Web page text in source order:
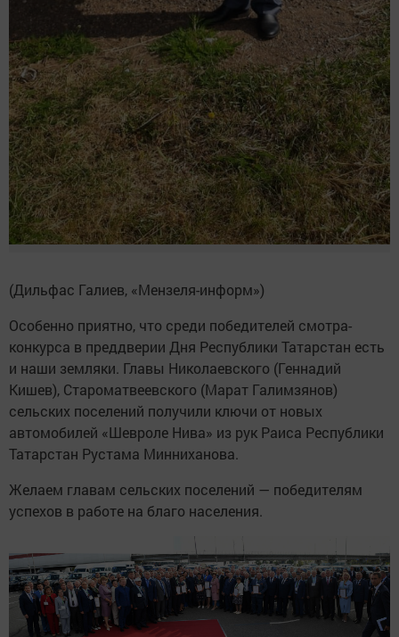
(Дильфас Галиев, «Мензеля-информ»)
Особенно приятно, что среди победителей смотра-
конкурса в преддверии Дня Республики Татарстан есть
и наши земляки. Главы Николаевского (Геннадий
Кишев), Староматвеевского (Марат Галимзянов)
сельских поселений получили ключи от новых
автомобилей «Шевроле Нива» из рук Раиса Республики
Татарстан Рустама Минниханова.
Желаем главам сельских поселений — победителям
успехов в работе на благо населения.